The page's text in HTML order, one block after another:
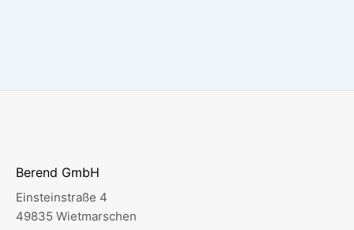
Berend GmbH
Einsteinstraße 4
49835 Wietmarschen